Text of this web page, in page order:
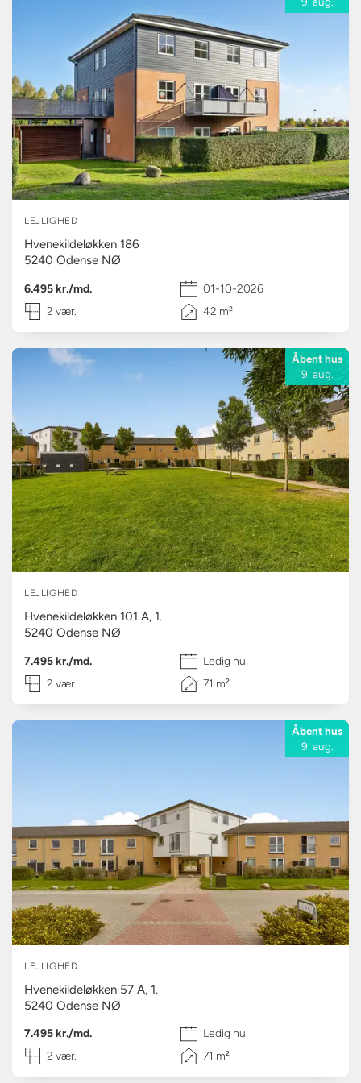
LEJLIGHED
Hvenekildeløkken 186
5240 Odense NØ
6.495 kr./md.
01-10-2026
2 vær.
42 m²
Åbent hus
9. aug.
LEJLIGHED
Hvenekildeløkken 101 A, 1.
5240 Odense NØ
7.495 kr./md.
Ledig nu
2 vær.
71 m²
Åbent hus
9. aug.
LEJLIGHED
Hvenekildeløkken 57 A, 1.
5240 Odense NØ
7.495 kr./md.
Ledig nu
2 vær.
71 m²